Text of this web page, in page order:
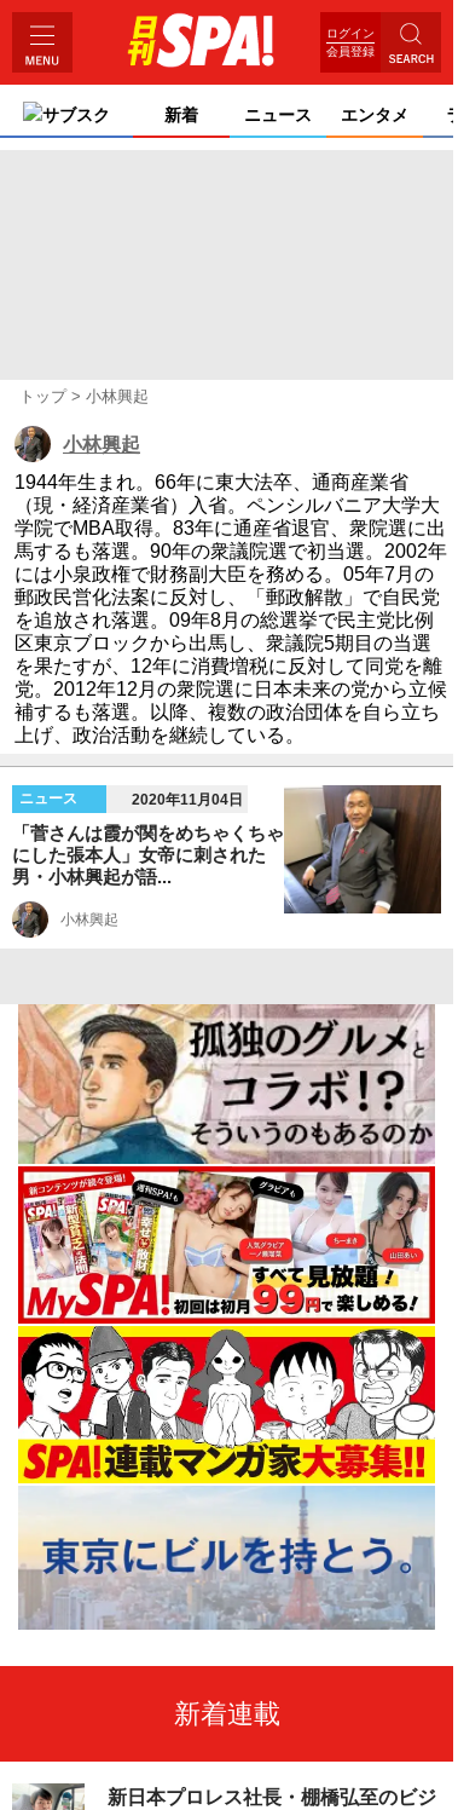
ログイン
会員登録
サブスク 新着 ニュース エンタメ
トップ 小林興起
小林興起
1944年生まれ。66年に東大法卒、通商産業省
（現・経済産業省）入省。ペンシルバニア大学大
学院でMBA取得。83年に通産省退官、衆院選に出
馬するも落選。90年の衆議院選で初当選。2002年
には小泉政権で財務副大臣を務める。05年7月の
郵政民営化法案に反対し、「郵政解散」で自民党
を追放され落選。09年8月の総選挙で民主党比例
区東京ブロックから出馬し、衆議院5期目の当選
を果たすが、12年に消費増税に反対して同党を離
党。2012年12月の衆院選に日本未来の党から立候
補するも落選。以降、複数の政治団体を自ら立ち
上げ、政治活動を継続している。
ニュース 2020年11月04日
「菅さんは霞が関をめちゃくちゃ
にした張本人」女帝に刺された
男・小林興起が語...
小林興起
新着連載
新日本プロレス社長・棚橋弘至のビジ